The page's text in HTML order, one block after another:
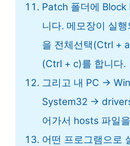
Patch 폴더에
니다. 메모장이 실
을 전체선택(Ctrl +
(Ctrl + c)를 합니다.
그리고 내 PC →
System32 →
어가서 hosts 파일
어떤 프로그램으로